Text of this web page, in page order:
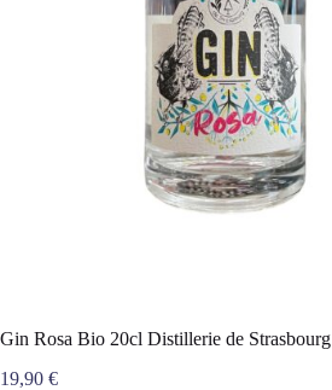
Gin Rosa Bio 20cl Distillerie de Strasbourg
19,90 €